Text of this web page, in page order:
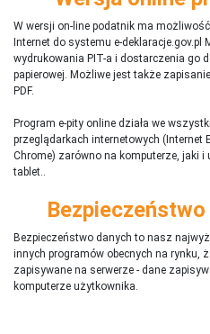
W wersji on-line podatnik ma
Internet do systemu e-deklaracje.gov.pl
wydrukowania PIT-a i dostarczenia go
papierowej. Możliwe jest także
PDF.
Program e-pity online działa we
przeglądarkach internetowych (Internet
Chrome) zarówno na komputerze, jaki
tablet..
Bezpieczeństwo danych to nasz
innych programów obecnych na rynku, ż
zapisywane na serwerze - dane
komputerze użytkownika.